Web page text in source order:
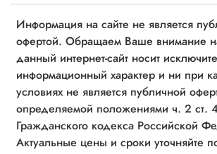
Информация на сайте не является
офертой. Обращаем Ваше внимание
данный интернет-сайт носит
информационный характер и ни при
условиях не является публичной
определяемой положениями ч. 2 ст.
Гражданского кодекса Российской
Актуальные цены и сроки уточняйте